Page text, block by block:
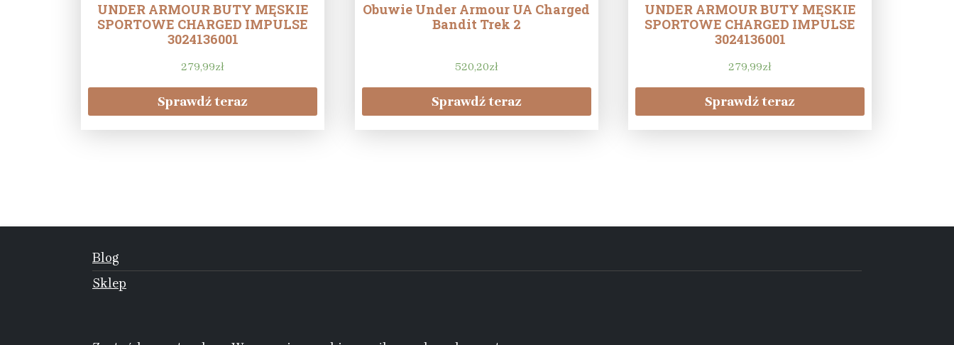
UNDER ARMOUR BUTY MĘSKIE
SPORTOWE CHARGED IMPULSE
3024136001
279,99zł
Sprawdź teraz
Obuwie Under Armour UA Charged
Bandit Trek 2
520,20zł
Sprawdź teraz
UNDER ARMOUR BUTY MĘSKIE
SPORTOWE CHARGED IMPULSE
3024136001
279,99zł
Sprawdź teraz
Blog
Sklep